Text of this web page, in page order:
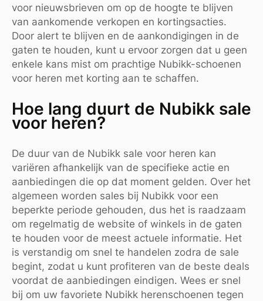
voor nieuwsbrieven om op de hoogte te blijven
van aankomende verkopen en kortingsacties.
Door alert te blijven en de aankondigingen in de
gaten te houden, kunt u ervoor zorgen dat u geen
enkele kans mist om prachtige Nubikk-schoenen
voor heren met korting aan te schaffen.
Hoe lang duurt de Nubikk sale
voor heren?
De duur van de Nubikk sale voor heren kan
variëren afhankelijk van de specifieke actie en
aanbiedingen die op dat moment gelden. Over het
algemeen worden sales bij Nubikk voor een
beperkte periode gehouden, dus het is raadzaam
om regelmatig de website of winkels in de gaten
te houden voor de meest actuele informatie. Het
is verstandig om snel te handelen zodra de sale
begint, zodat u kunt profiteren van de beste deals
voordat de aanbiedingen eindigen. Wees er snel
bij om uw favoriete Nubikk herenschoenen tegen